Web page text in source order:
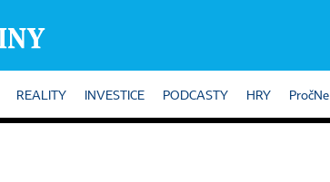
REALITY INVESTICE PODCASTY HRY PročNe